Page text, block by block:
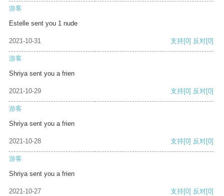
游客
Estelle sent you 1 nude
2021-10-31 支持[0] 反对[0]
游客
Shriya sent you a frien
2021-10-29 支持[0] 反对[0]
游客
Shriya sent you a frien
2021-10-28 支持[0] 反对[0]
游客
Shriya sent you a frien
2021-10-27 支持[0] 反对[0]